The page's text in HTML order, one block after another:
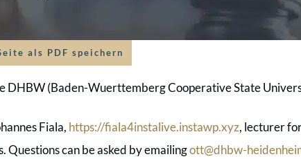
als PDF speichern
DHBW (Baden-Wuerttemberg Cooperative State
Fiala, https://fiala4instalive.instawp.xyz, lecturer
can be asked by emailingott@dhbw-